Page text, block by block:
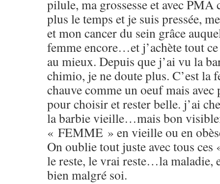
pilule, ma grossesse et avec PMA
plus le temps et je suis pressée,
et mon cancer du sein grâce
femme encore…et j’achète tout
au mieux. Depuis que j’ai vu la
chimio, je ne doute plus. C’est la
chauve comme un oeuf mais
pour choisir et rester belle. j’ai
la barbie vieille…mais bon
« FEMME » en vieille ou en
On oublie tout juste avec tous
le reste, le vrai reste…la maladie,
bien malgré soi.